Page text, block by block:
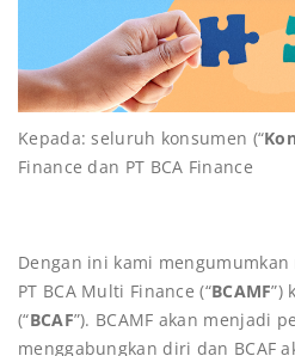
Kepada: seluruh konsumen (“
Finance dan PT BCA Finance
Dengan ini kami
PT BCA Multi Finance (“BCAMF”)
(“BCAF”). BCAMF akan menjadi
menggabungkan diri dan BCAF